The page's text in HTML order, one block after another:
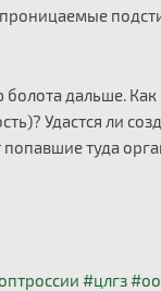
дальше. Как
Удастся ли
туда
#цлгз